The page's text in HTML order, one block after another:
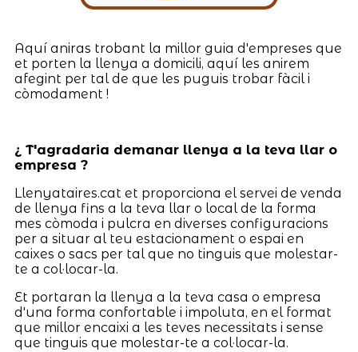
Aquí aniras trobant la millor guia d'empreses que
et porten la llenya a domicili, aquí les anirem
afegint per tal de que les puguis trobar fàcil i
còmodament !
¿ T'agradaria demanar llenya a la teva llar o
empresa ?
Llenyataires.cat et proporciona el servei de venda
de llenya fins a la teva llar o local de la forma
mes còmoda i pulcra en diverses configuracions
per a situar al teu estacionament o espai en
caixes o sacs per tal que no tinguis que molestar-
te a col·locar-la.
Et portaran la llenya a la teva casa o empresa
d'una forma confortable i impoluta, en el format
que millor encaixi a les teves necessitats i sense
que tinguis que molestar-te a col·locar-la.